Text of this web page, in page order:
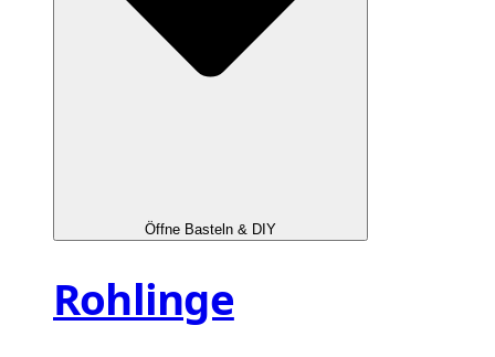
Öffne Basteln & DIY
Rohlinge